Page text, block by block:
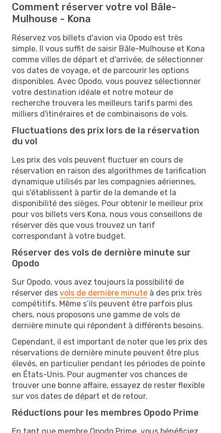
Comment réserver votre vol Bâle-
Mulhouse - Kona
Réservez vos billets d'avion via Opodo est très
simple. Il vous suffit de saisir Bâle-Mulhouse et Kona
comme villes de départ et d'arrivée, de sélectionner
vos dates de voyage, et de parcourir les options
disponibles. Avec Opodo, vous pouvez sélectionner
votre destination idéale et notre moteur de
recherche trouvera les meilleurs tarifs parmi des
milliers d'itinéraires et de combinaisons de vols.
Fluctuations des prix lors de la réservation
du vol
Les prix des vols peuvent fluctuer en cours de
réservation en raison des algorithmes de tarification
dynamique utilisés par les compagnies aériennes,
qui s'établissent à partir de la demande et la
disponibilité des sièges. Pour obtenir le meilleur prix
pour vos billets vers Kona, nous vous conseillons de
réserver dès que vous trouvez un tarif
correspondant à votre budget.
Réserver des vols de dernière minute sur
Opodo
Sur Opodo, vous avez toujours la possibilité de
réserver des vols de dernière minute à des prix très
compétitifs. Même s’ils peuvent être parfois plus
chers, nous proposons une gamme de vols de
dernière minute qui répondent à différents besoins.
Cependant, il est important de noter que les prix des
réservations de dernière minute peuvent être plus
élevés, en particulier pendant les périodes de pointe
en États-Unis. Pour augmenter vos chances de
trouver une bonne affaire, essayez de rester flexible
sur vos dates de départ et de retour.
Réductions pour les membres Opodo Prime